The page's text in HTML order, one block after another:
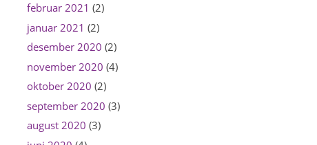
februar 2021 (2)
januar 2021 (2)
desember 2020 (2)
november 2020 (4)
oktober 2020 (2)
september 2020 (3)
august 2020 (3)